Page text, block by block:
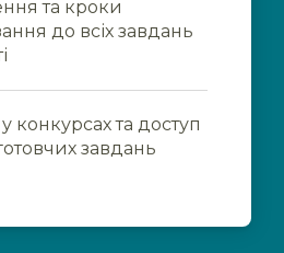
та кроки
до всіх завдань
конкурсах та доступ
завдань